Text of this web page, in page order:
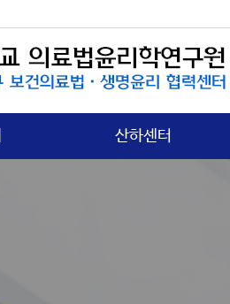
산하센터